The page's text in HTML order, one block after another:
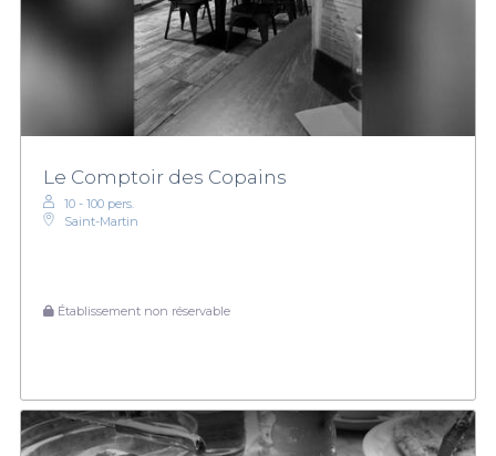
Le Comptoir des Copains
10 - 100 pers.
Saint-Martin
Établissement non réservable